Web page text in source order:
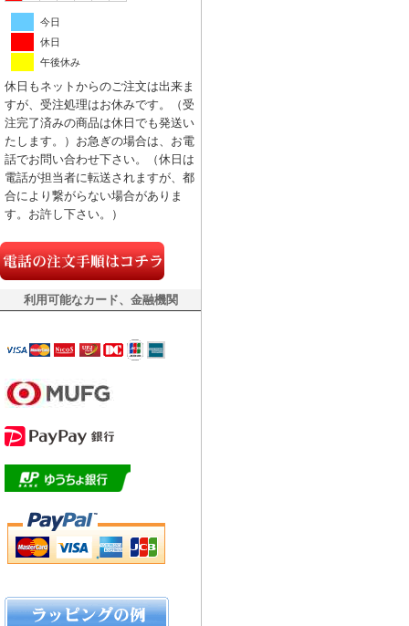
今日
休日
午後休み
休日もネットからのご注文は出来ま
すが、受注処理はお休みです。（受
注完了済みの商品は休日でも発送い
たします。）お急ぎの場合は、お電
話でお問い合わせ下さい。（休日は
電話が担当者に転送されますが、都
合により繋がらない場合がありま
す。お許し下さい。）
利用可能なカード、金融機関